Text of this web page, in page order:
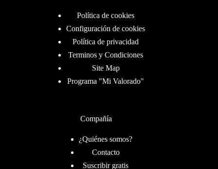
Política de cookies
Configuración de cookies
Política de privacidad
Terminos y Condiciones
Site Map
Programa "Mi Valorado"
Compañía
¿Quiénes somos?
Contacto
Suscribir gratis